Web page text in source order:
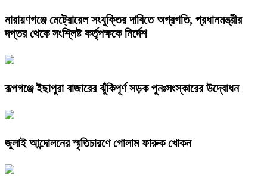
নারায়ণগঞ্জে মেট্রোরেল সংযুক্তির দাবিতে অগ্রগতি, প্রধানমন্ত্রীর
দপ্তর থেকে সংশ্লিষ্ট কর্তৃপক্ষকে নির্দেশ
রূপগঞ্জে ইছাপুরা বাজারের ঝুঁকিপূর্ণ সড়ক পুনঃসংস্কারের উদ্বোধন
জুলাই আন্দোলনের স্মৃতিচারণে গোলাম ফারুক খোকন